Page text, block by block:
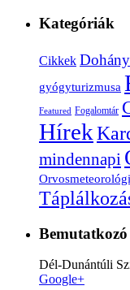
Kategóriák
Cikkek
gyógyturizmusa
Featured Fogalomtár
Hírek
mindennapi
Bemutatkozó
Dél-Dunántúli
Google+